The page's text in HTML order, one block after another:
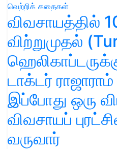
வெற்றிக் கதைகள்
விவசாயத்தில்
விற்றுமுதல்
டாக்டர் ராஜாராம்
இப்போது ஒரு
விவசாயப்
வருவார்